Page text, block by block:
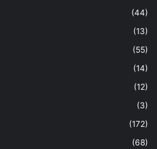
(44)
(13)
(55)
(14)
(12)
(3)
(172)
(68)